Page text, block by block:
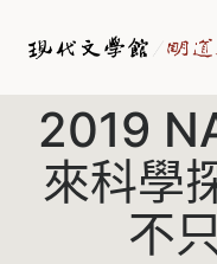
2019
來科學
不